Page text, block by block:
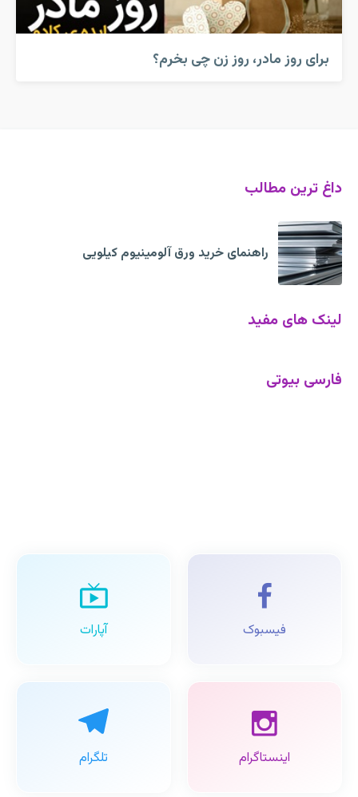
برای روز مادر، روز زن چی بخرم؟
داغ ترین مطالب
راهنمای خرید ورق آلومینیوم کیلویی
لینک های مفید
فارسی بیوتی
فیسبوک آپارات
اینستاگرام تلگرام